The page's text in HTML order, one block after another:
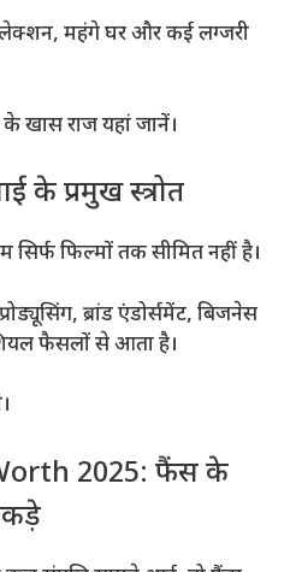
महंगे घर और कई लग्जरी
खास राज यहां जानें।
के प्रमुख स्त्रोत
फिल्मों तक सीमित नहीं है।
ब्रांड एंडोर्समेंट, बिजनेस
फैसलों से आता है।
2025: फैंस के